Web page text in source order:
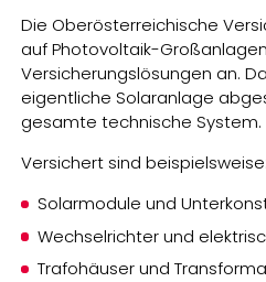
Die Oberösterreichische
auf Photovoltaik-
Versicherungslösungen an.
eigentliche Solaranlage
gesamte technische System.
Versichert sind beispielsweise:
Solarmodule und
Wechselrichter und
Trafohäuser und